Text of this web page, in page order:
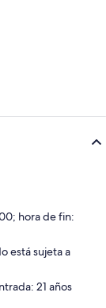
hora de fin:
está sujeta a
21 años